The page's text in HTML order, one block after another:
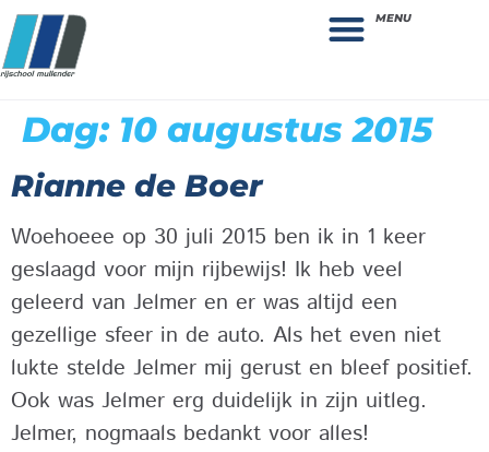
MENU
Dag: 10 augustus 2015
Rianne de Boer
Woehoeee op 30 juli 2015 ben ik in 1 keer
geslaagd voor mijn rijbewijs! Ik heb veel
geleerd van Jelmer en er was altijd een
gezellige sfeer in de auto. Als het even niet
lukte stelde Jelmer mij gerust en bleef positief.
Ook was Jelmer erg duidelijk in zijn uitleg.
Jelmer, nogmaals bedankt voor alles!